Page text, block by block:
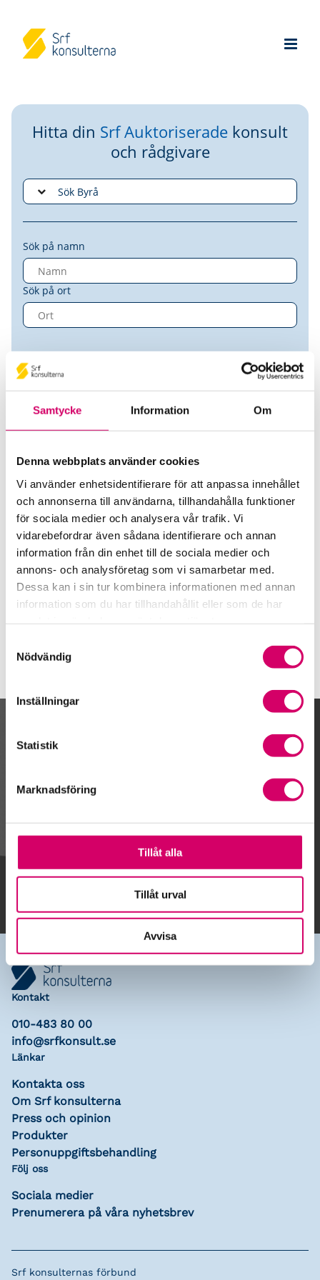
Samtycke Information Om
Denna webbplats använder cookies
Vi använder enhetsidentifierare för att anpassa innehållet
och annonserna till användarna, tillhandahålla funktioner
för sociala medier och analysera vår trafik. Vi
vidarebefordrar även sådana identifierare och annan
information från din enhet till de sociala medier och
annons- och analysföretag som vi samarbetar med.
Dessa kan i sin tur kombinera informationen med annan
information som du har tillhandahållit eller som de har
Nödvändig
Inställningar
Statistik
Marknadsföring
Tillåt alla
Tillåt urval
Avvisa
Hitta din Srf Auktoriserade konsult
och rådgivare
Sök på namn
Sök på ort
AJ Produkter AB
Srf Auktoriserade konsulter
Martina Cederlund
Auktoriserad Lönekonsult
Halmstad
Kalendarium
Lägg till i kalender
Kontakt
010-483 80 00
info@srfkonsult.se
Länkar
Kontakta oss
Om Srf konsulterna
Press och opinion
Produkter
Personuppgiftsbehandling
Följ oss
Sociala medier
Prenumerera på våra nyhetsbrev
Srf konsulternas förbund